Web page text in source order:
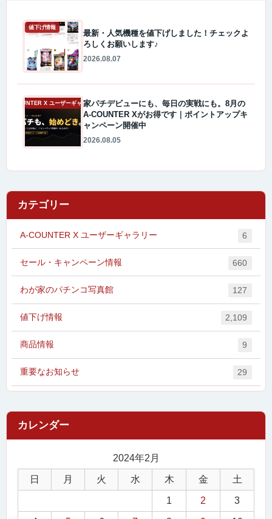
値下げ情報
最新・人気機種を値下げしました！チェックよ
ろしくお願いします♪
2026.08.07
A-COUNTER X ユーザーギャラリー家パチデビューにも、毎日の実戦にも。8月の
A-COUNTER Xがお得です｜ポイントアップキ
ャンペーン開催中
2026.08.05
カテゴリー
A-COUNTER X ユーザーギャラリー 6
セール・キャンペーン情報 660
わが家のパチンコ写真館 127
値下げ情報 2,109
商品情報 9
重要なお知らせ 29
2024年2月
日 月 火 水 木 金 土
1 2 3